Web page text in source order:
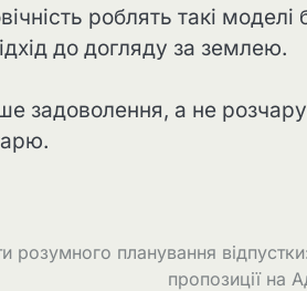
роблять такі
до догляду за землею.
задоволення, а не
розумного планування
пропозиції на